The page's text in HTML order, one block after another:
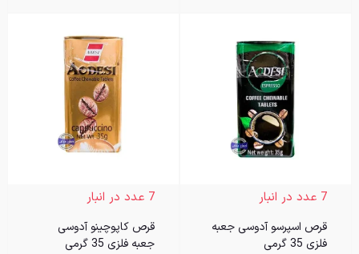
7 عدد در انبار
قرص اسپرسو آدوسی جعبه
فلزی 35 گرمی
7 عدد در انبار
قرص کاپوچینو آدوسی
جعبه فلزی 35 گرمی